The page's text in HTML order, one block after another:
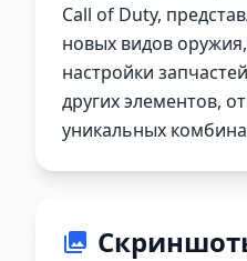
Call of Duty,
новых видов
настройки
других элементов,
уникальных